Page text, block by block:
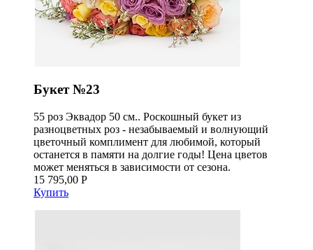
Букет №23
55 роз Эквадор 50 см.. Роскошный букет из
разноцветных роз - незабываемый и волнующий
цветочный комплимент для любимой, который
останется в памяти на долгие годы! Цена цветов
может меняться в зависимости от сезона.
15 795,00 Р
Купить